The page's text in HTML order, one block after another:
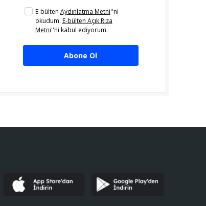
E-bülten Aydınlatma Metni''ni
okudum. E-bülten Açık Rıza
Metni''ni kabul ediyorum.
Abone Ol